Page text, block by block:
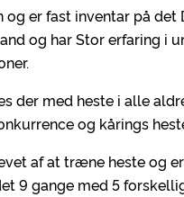
og er fast inventar på
og har Stor erfaring i
der med heste i alle
og kårings
af at træne heste og
9 gange med 5